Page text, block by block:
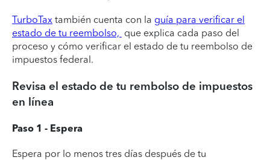
TurboTax también cuenta con la guía para verificar el
estado de tu reembolso, que explica cada paso del
proceso y cómo verificar el estado de tu reembolso de
impuestos federal.
Revisa el estado de tu rembolso de impuestos
en línea
Paso 1 - Espera
Espera por lo menos tres días después de tu